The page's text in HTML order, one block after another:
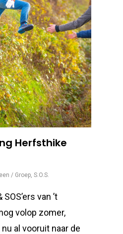
Herfsthike
/ Groep, S.O.S.
van ’t
volop zomer,
al vooruit naar de